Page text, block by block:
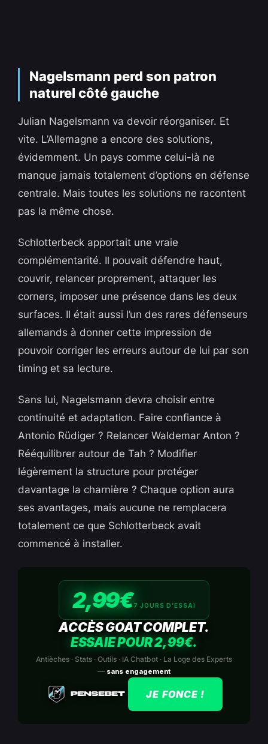
Nagelsmann perd son patron
naturel côté gauche
Julian Nagelsmann va devoir réorganiser. Et
vite. L’Allemagne a encore des solutions,
évidemment. Un pays comme celui-là ne
manque jamais totalement d’options en défense
centrale. Mais toutes les solutions ne racontent
pas la même chose.
Schlotterbeck apportait une vraie
complémentarité. Il pouvait défendre haut,
couvrir, relancer proprement, attaquer les
corners, imposer une présence dans les deux
surfaces. Il était aussi l’un des rares défenseurs
allemands à donner cette impression de
pouvoir corriger les erreurs autour de lui par son
timing et sa lecture.
Sans lui, Nagelsmann devra choisir entre
continuité et adaptation. Faire confiance à
Antonio Rüdiger ? Relancer Waldemar Anton ?
Rééquilibrer autour de Tah ? Modifier
légèrement la structure pour protéger
davantage la charnière ? Chaque option aura
ses avantages, mais aucune ne remplacera
totalement ce que Schlotterbeck avait
commencé à installer.
2,99€7 JOURS D’ESSAI
ACCÈS GOAT COMPLET.
ESSAIE POUR 2,99€.
Antièches · Stats · Outils · IA Chatbot · La Loge des Experts
— sans engagement
JE FONCE !